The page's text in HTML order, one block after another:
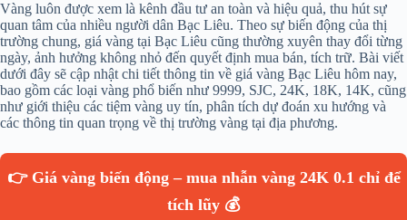
Vàng luôn được xem là kênh đầu tư an toàn và hiệu quả, thu hút sự
quan tâm của nhiều người dân Bạc Liêu. Theo sự biến động của thị
trường chung, giá vàng tại Bạc Liêu cũng thường xuyên thay đổi từng
ngày, ảnh hưởng không nhỏ đến quyết định mua bán, tích trữ. Bài viết
dưới đây sẽ cập nhật chi tiết thông tin về giá vàng Bạc Liêu hôm nay,
bao gồm các loại vàng phổ biến như 9999, SJC, 24K, 18K, 14K, cũng
như giới thiệu các tiệm vàng uy tín, phân tích dự đoán xu hướng và
các thông tin quan trọng về thị trường vàng tại địa phương.
👉 Giá vàng biến động – mua nhẫn vàng 24K 0.1 chỉ để
tích lũy 💰